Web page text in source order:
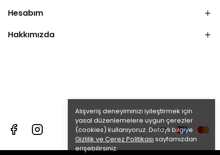
Alışveriş deneyiminizi iyileştirmek için
yasal düzenlemelere uygun çerezler
(cookies) kullanıyoruz. Detaylı bilgiye
Gizlilik ve Çerez Politikası sayfamızdan
erişebilirsiniz.
Hesabım
Hakkımızda